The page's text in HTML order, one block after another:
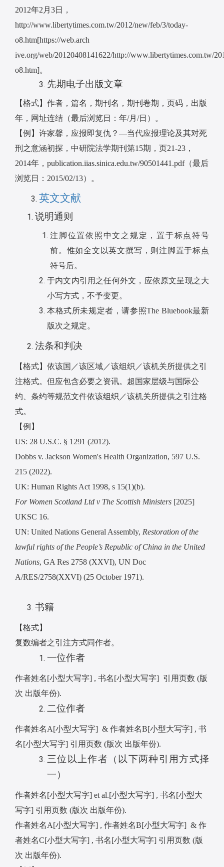
2012年2 月 3日，
http://www.libertytimes.com.tw/2012/new/feb/3/today-
o8.htm[https://web.arch
ive.org/web/20120408141622/http://www.libertytimes.com.tw/
o8.htm]。
先期电子出版文章
【格式】作者，篇名，期刊名，期刊卷期，页码，出版
年，网址连结（最后浏览日：年/月 /日）。
【例】许家馨，应报即复仇？ —当代应报理论及其对死
刑之意涵初探，中研院法学期刊第15期，页21-23 ，
2014年， publication.iias.sinica.edu.tw/90501441.pdf（最后
浏览日： 2015/02/13）。
英文文献
说明通则
注脚位置依照中文之规定，置于标点符号
前。惟如全文以英文撰写，则注脚置于标点
符号后。
于内文内引用之任何外文，应依原文呈现之大
小写方式，不予变更。
本格式所未规定者，请参照The Bluebook最新
版次之规定。
法条和判决
【格式】依该国／该区域／该组织／该机关所提供之引
注格式。但应包含必要之资讯。超国家层级与国际公
约、条约等规范文件依该组织／该机关所提供之引注格
式。
【例】
US: 28 U.S.C. § 1291 (2012).
Dobbs v. Jackson Women's Health Organization, 597 U.S.
215 (2022).
UK: Human Rights Act 1998, s 15(1)(b).
For Women Scotland Ltd v The Scottish Ministers [2025]
UKSC 16.
UN: United Nations General Assembly, Restoration of the
lawful rights of the People’s Republic of China in the United
Nations, GA Res 2758 (XXVI), UN Doc
A/RES/2758(XXVI) (25 October 1971).
书籍
【格式】
复数编者之引注方式同作者。
一位作者
作者姓名[小型大写字] , 书名[小型大写字] 引用页数 (版
次 出版年份).
二位作者
作者姓名A[小型大写字] & 作者姓名B[小型大写字] , 书
名[小型大写字] 引用页数 (版次 出版年份).
三位以上作者（以下两种引用方式择
一）
作者姓名[小型大写字] et al.[小型大写字] , 书名[小型大
写字] 引用页数 (版次 出版年份).
作者姓名A[小型大写字] , 作者姓名B[小型大写字] & 作
者姓名C[小型大写字] , 书名[小型大写字] 引用页数 (版
次 出版年份).